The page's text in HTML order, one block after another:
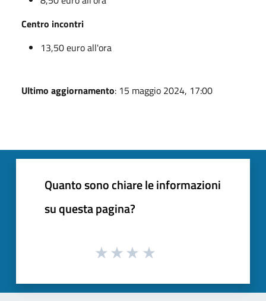
Centro incontri
13,50 euro all'ora
Ultimo aggiornamento: 15 maggio 2024, 17:00
Quanto sono chiare le informazioni
su questa pagina?